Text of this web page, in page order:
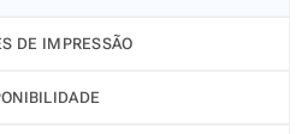
DE IMPRESSÃO